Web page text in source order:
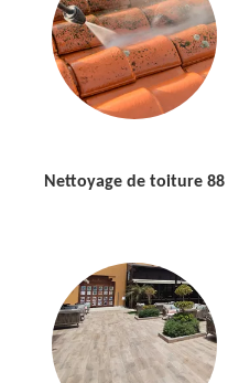
Nettoyage de toiture 88